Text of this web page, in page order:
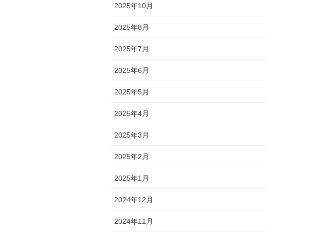
2025年10月
2025年8月
2025年7月
2025年6月
2025年5月
2025年4月
2025年3月
2025年2月
2025年1月
2024年12月
2024年11月